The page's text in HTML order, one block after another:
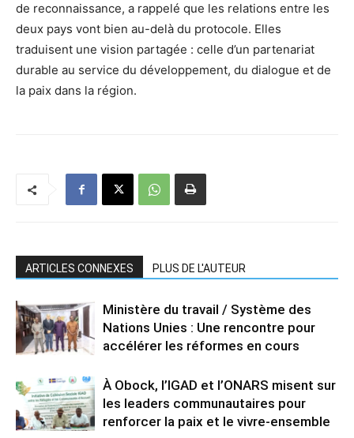
de reconnaissance, a rappelé que les relations entre les
deux pays vont bien au-delà du protocole. Elles
traduisent une vision partagée : celle d’un partenariat
durable au service du développement, du dialogue et de
la paix dans la région.
ARTICLES CONNEXES PLUS DE L'AUTEUR
Ministère du travail / Système des
Nations Unies : Une rencontre pour
accélérer les réformes en cours
À Obock, l’IGAD et l’ONARS misent sur
les leaders communautaires pour
renforcer la paix et le vivre-ensemble